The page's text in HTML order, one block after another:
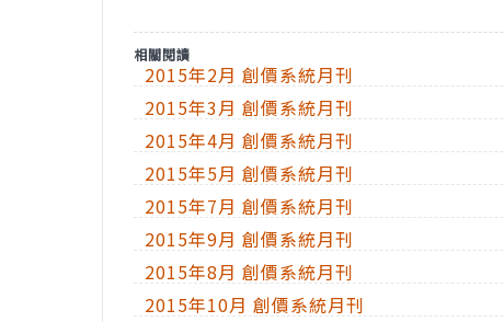
相關閱讀
2015年2月 創價系統月刊
2015年3月 創價系統月刊
2015年4月 創價系統月刊
2015年5月 創價系統月刊
2015年7月 創價系統月刊
2015年9月 創價系統月刊
2015年8月 創價系統月刊
2015年10月 創價系統月刊